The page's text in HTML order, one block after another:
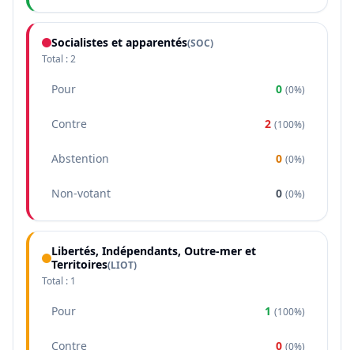
Socialistes et apparentés(SOC)
Total :2
Pour 0 (0%)
Contre 2 (100%)
Abstention 0 (0%)
Non-votant 0 (0%)
Libertés, Indépendants, Outre-mer et
Territoires(LIOT)
Total : 1
Pour 1 (100%)
Contre 0 (0%)